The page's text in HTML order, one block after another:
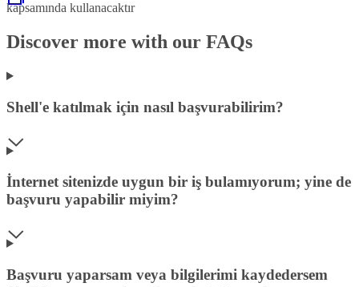
kapsamında kullanacaktır
Discover more with our FAQs
Shell'e katılmak için nasıl başvurabilirim?
İnternet sitenizde uygun bir iş bulamıyorum; yine de
başvuru yapabilir miyim?
Başvuru yaparsam veya bilgilerimi kaydedersem